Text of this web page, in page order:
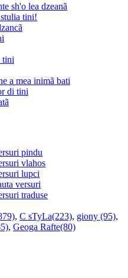
sh'o lea dzeanã
tini!
tini
a mea inimã bati
di tini
pindu
vlahos
lupci
versuri
traduse
, C sTyLa(223), giony (95),
, Geoga Rafte(80)